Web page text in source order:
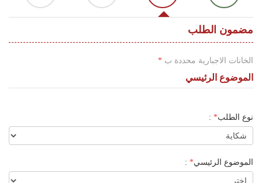
اللغة
Français
مضمون الطلب
الخانات الاجبارية محددة ب *
الموضوع الرئيسي
نوع الطلب*
:
الموضوع الرئيسي*
: